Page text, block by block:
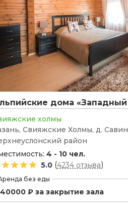
дома «Западный
холмы
​Свияжские Холмы, д.
район
4 - 10 чел.
5.0 (4234 отзыва)
без еды
40000 ₽ за закрытие зала